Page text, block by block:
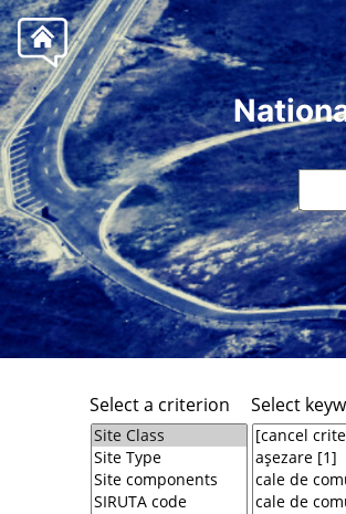
Select a criterion Select